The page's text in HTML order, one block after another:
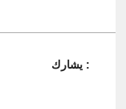
يشارك :